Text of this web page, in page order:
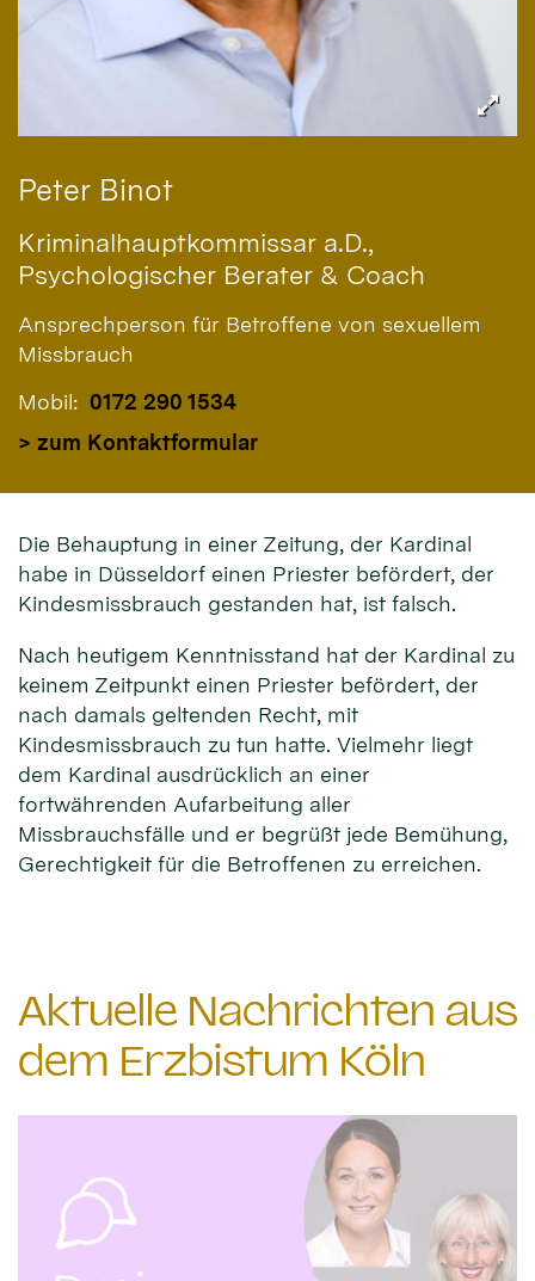
Peter Binot
Kriminalhauptkommissar a.D.,
Psychologischer Berater & Coach
Ansprechperson für Betroffene von sexuellem
Missbrauch
Mobil: 0172 290 1534
> zum Kontaktformular
Die Behauptung in einer Zeitung, der Kardinal
habe in Düsseldorf einen Priester befördert, der
Kindesmissbrauch gestanden hat, ist falsch.
Nach heutigem Kenntnisstand hat der Kardinal zu
keinem Zeitpunkt einen Priester befördert, der
nach damals geltenden Recht, mit
Kindesmissbrauch zu tun hatte. Vielmehr liegt
dem Kardinal ausdrücklich an einer
fortwährenden Aufarbeitung aller
Missbrauchsfälle und er begrüßt jede Bemühung,
Gerechtigkeit für die Betroffenen zu erreichen.
Aktuelle Nachrichten aus
dem Erzbistum Köln